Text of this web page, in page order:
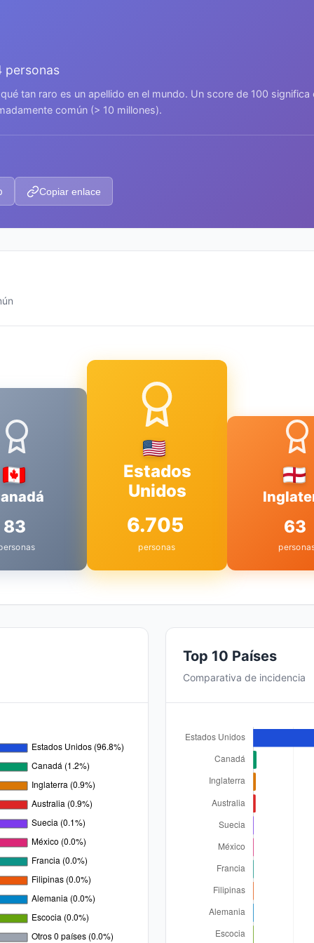
personas
tan raro es un apellido en el mundo. Un score de 100
común (> 10 millones).
Copiar enlace
83
Estados
Unidos
6.705
personas
63
Top 10 Países
Comparativa de incidencia